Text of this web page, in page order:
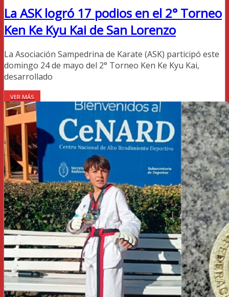
La ASK logró 17 podios en el 2° Torneo
Ken Ke Kyu Kai de San Lorenzo
La Asociación Sampedrina de Karate (ASK) participó este
domingo 24 de mayo del 2° Torneo Ken Ke Kyu Kai,
desarrollado